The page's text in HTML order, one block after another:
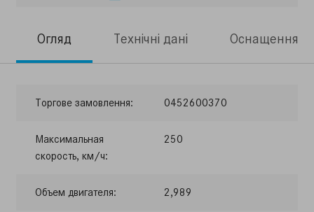
Огляд Технічні дані Оснащення
Торгове замовлення: 0452600370
Максимальная
скорость, км/ч:
250
Объем двигателя: 2,989